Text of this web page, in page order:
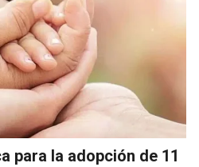
para la adopción de 11